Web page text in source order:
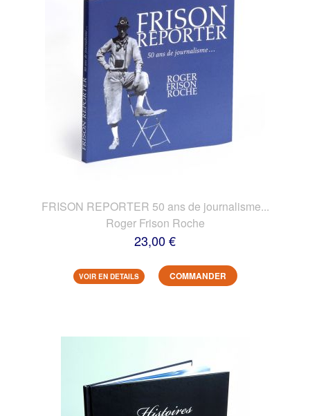
FRISON REPORTER 50 ans de journalisme...
Roger Frison Roche
23,00 €
VOIR EN DETAILS COMMANDER